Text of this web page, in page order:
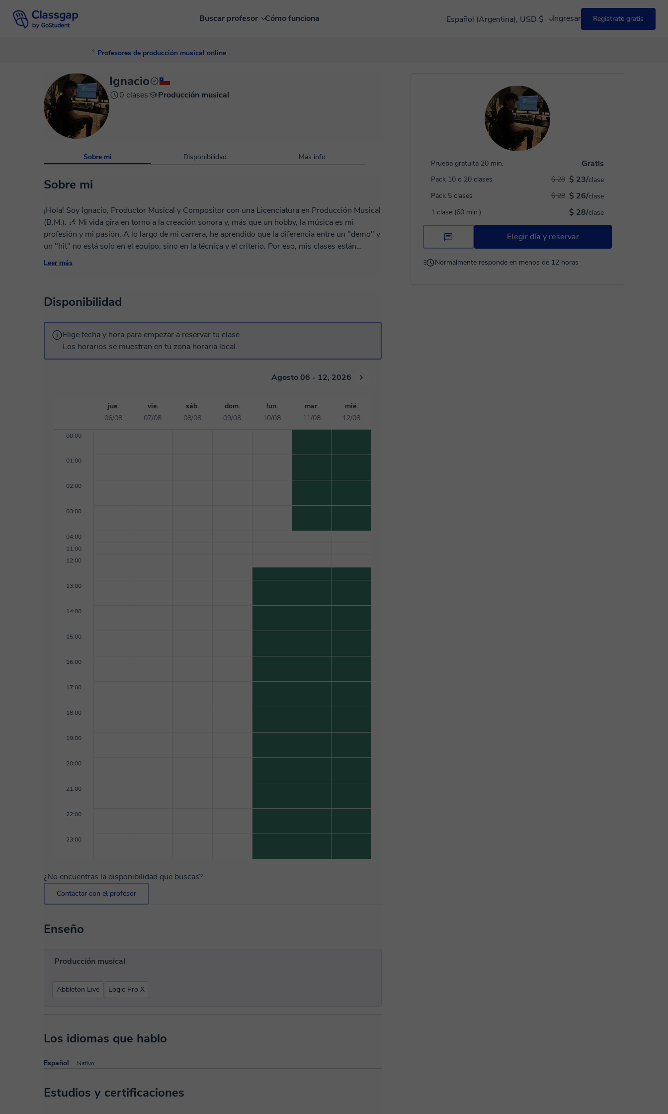
Buscar profesor Cómo funciona Español (Argentina), USD $ Ingresar Registrate gratis
Profesores de producción musical online
Prueba gratuita 20 min. Gratis
Pack 10 o 20 clases $ 23/clase
$ 28
Pack 5 clases
$ 26/clase
$ 28
1 clase (60 min.)
$ 28/clase
Elegir día y reservar
Normalmente responde en menos de 12 horas
Ignacio
0 clases Producción musical
Sobre mi Disponibilidad Más info
Sobre mi
¡Hola! Soy Ignacio, Productor Musical y Compositor con una Licenciatura en Producción Musical
(B.M.). 🎶 Mi vida gira en torno a la creación sonora y, más que un hobby, la música es mi
profesión y mi pasión. A lo largo de mi carrera, he aprendido que la diferencia entre un "demo" y
un "hit" no está solo en el equipo, sino en la técnica y el criterio. Por eso, mis clases están
diseñadas para quienes quieren dejar de pelear con el software y empezar a sonar profesional.
Eficiente: Aprende a dominar tu DAW (Ableton, Logic, Pro Tools, etc.) sin frustraciones. Mis
busques perfeccionar tu técnica de mezcla. Trabajo con una metodología práctica: avanzamos
sobre tus propios proyectos para que veas resultados reales desde la primera sesión. 🎚️✨ ¡Estaré
Leer más
Disponibilidad
Elige fecha y hora para empezar a reservar tu clase.
Los horarios se muestran en tu zona horaria local.
Agosto 06 - 12, 2026
jue.
06/08
vie.
07/08
sáb.
08/08
dom.
09/08
lun.
10/08
mar.
11/08
mié.
12/08
00:00
01:00
02:00
03:00
04:00
11:00
12:00
13:00
14:00
15:00
16:00
17:00
18:00
19:00
20:00
21:00
22:00
23:00
¿No encuentras la disponibilidad que buscas?
Contactar con el profesor
Enseño
Producción musical
Abbleton Live Logic Pro X
Los idiomas que hablo
Español Nativo
Estudios y certificaciones